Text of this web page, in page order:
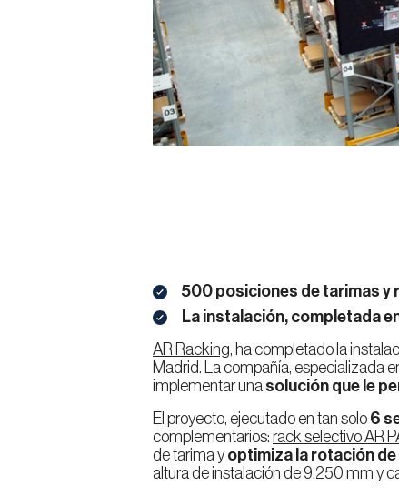
500 posiciones de tarimas y
La instalación, completada
AR Racking, ha completado la
Madrid. La compañía, especializada
implementar una solución que le
El proyecto, ejecutado en tan solo 6
complementarios: rack selectivo AR
de tarima yoptimiza la rotación
altura de instalación de 9.250 mm y